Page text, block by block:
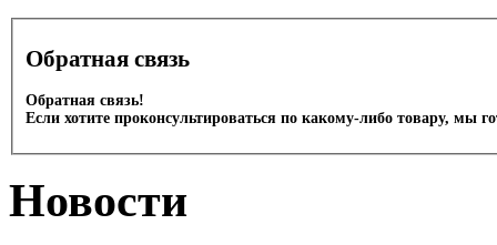
Обратная связь
Обратная связь!
Если хотите проконсультироваться по какому-либо товару, мы
Новости